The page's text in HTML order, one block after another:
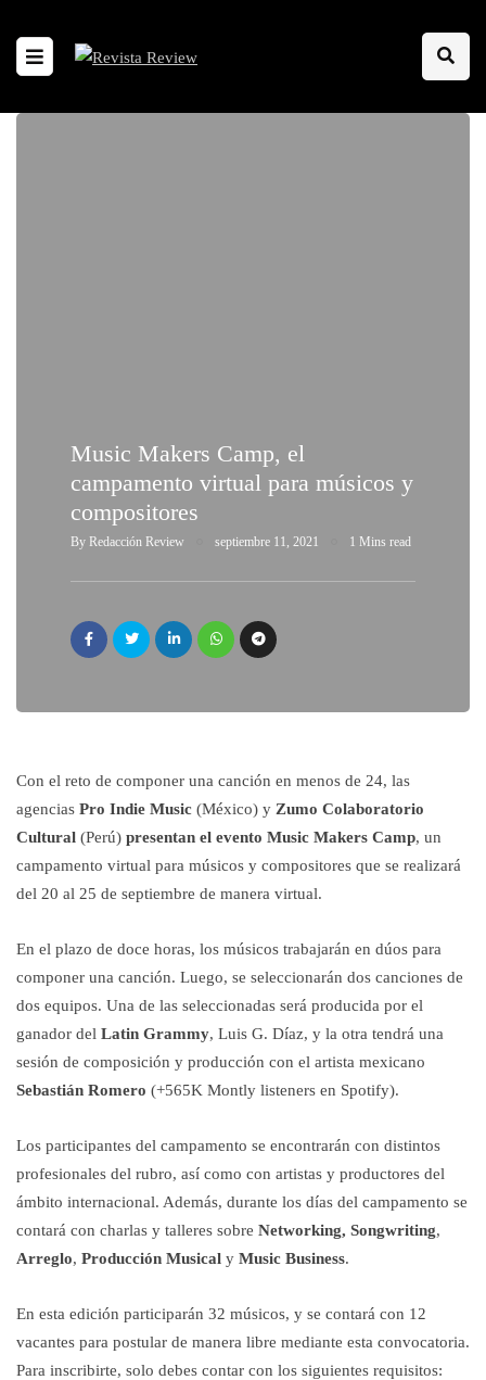
Music Makers Camp, el
campamento virtual para músicos y
compositores
By Redacción Review septiembre 11, 2021 1 Mins read
Con el reto de componer una canción en menos de 24, las
agencias Pro Indie Music (México) y Zumo Colaboratorio
Cultural (Perú) presentan el evento Music Makers Camp, un
campamento virtual para músicos y compositores que se realizará
del 20 al 25 de septiembre de manera virtual.
En el plazo de doce horas, los músicos trabajarán en dúos para
componer una canción. Luego, se seleccionarán dos canciones de
dos equipos. Una de las seleccionadas será producida por el
ganador del Latin Grammy, Luis G. Díaz, y la otra tendrá una
sesión de composición y producción con el artista mexicano
Sebastián Romero (+565K Montly listeners en Spotify).
Los participantes del campamento se encontrarán con distintos
profesionales del rubro, así como con artistas y productores del
ámbito internacional. Además, durante los días del campamento se
contará con charlas y talleres sobre Networking, Songwriting,
Arreglo, Producción Musical y Music Business.
En esta edición participarán 32 músicos, y se contará con 12
vacantes para postular de manera libre mediante esta convocatoria.
Para inscribirte, solo debes contar con los siguientes requisitos: